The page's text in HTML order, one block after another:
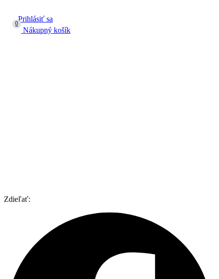
Prihlásiť sa
0
Nákupný košík
Zdieľať: